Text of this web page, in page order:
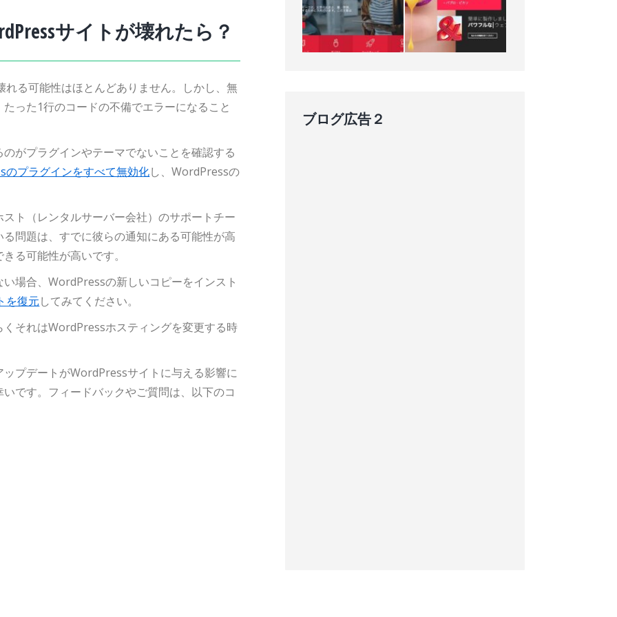
サイトが壊れたら？
る可能性はほとんどありません。しかし、無
った1行のコードの不備でエラーになること
がプラグインやテーマでないことを確認する
のプラグインをすべて無効化し、WordPressの
ト（レンタルサーバー会社）のサポートチー
問題は、すでに彼らの通知にある可能性が高
る可能性が高いです。
場合、WordPressの新しいコピーをインスト
を復元してみてください。
それはWordPressホスティングを変更する時
プデートがWordPressサイトに与える影響に
です。フィードバックやご質問は、以下のコ
ブログ広告２